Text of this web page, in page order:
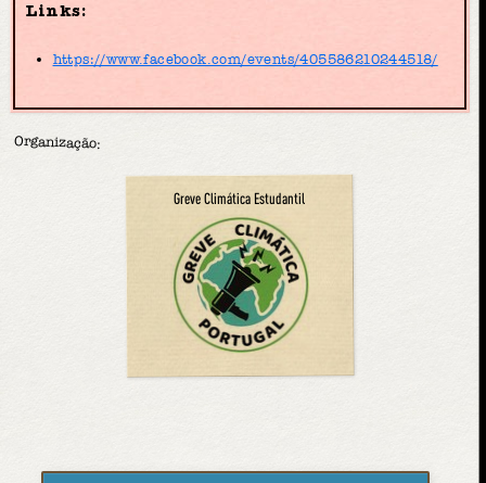
Links:
https://www.facebook.com/events/405586210244518/
Organização:
Greve Climática Estudantil